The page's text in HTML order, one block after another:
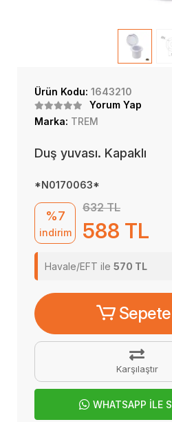
Ürün Kodu: 1643210
Yorum Yap
Marka: TREM
Duş yuvası. Kapaklı
*N0170063*
%7
indirim
632 TL
588 TL
Havale/EFT ile 570 TL
Karşılaştır
WHATSAPP İLE